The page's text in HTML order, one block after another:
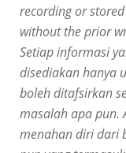
recording or
without the prior
Setiap informasi
disediakan hanya
boleh ditafsirkan
masalah apa pun.
menahan diri dari